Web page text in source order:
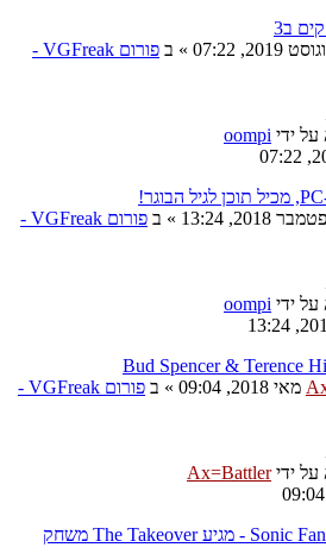
ב3
» ב
פורום VGFreak -
על ידי oompi
» ב
פורום VGFreak -
על ידי oompi
Bud Spencer & Terence
» ב
פורום VGFreak -
על ידיAx=Battler
מהמפתח של Sonic Fan Remix - מגיע The Takeover משחק